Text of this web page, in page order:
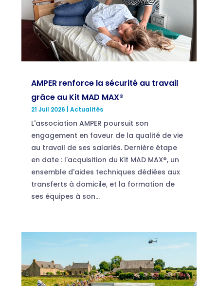
AMPER renforce la sécurité au travail
grâce au Kit MAD MAX®
21 Juil 2026 Actualités
L'association AMPER poursuit son
engagement en faveur de la qualité de vie
au travail de ses salariés. Dernière étape
en date : l'acquisition du Kit MAD MAX®, un
ensemble d'aides techniques dédiées aux
transferts à domicile, et la formation de
ses équipes à son...